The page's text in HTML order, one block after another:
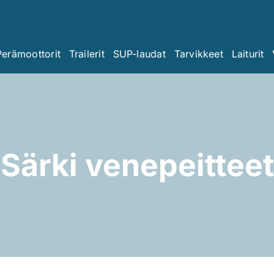
Trailerit SUP-laudat Tarvikkeet Laiturit
Särki venepeitteet